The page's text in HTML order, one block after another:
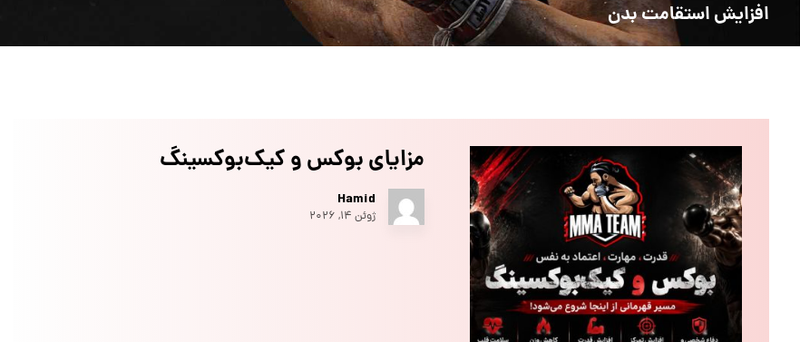
افزایش استقامت بدن
مزایای بوکس و کیک‌بوکسینگ
Hamid
ژوئن ۱۴, ۲۰۲۶